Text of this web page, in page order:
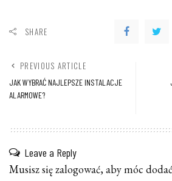
SHARE
PREVIOUS ARTICLE
JAK WYBRAĆ NAJLEPSZE INSTALACJE
ALARMOWE?
Leave a Reply
Musisz sięzalogować, aby móc